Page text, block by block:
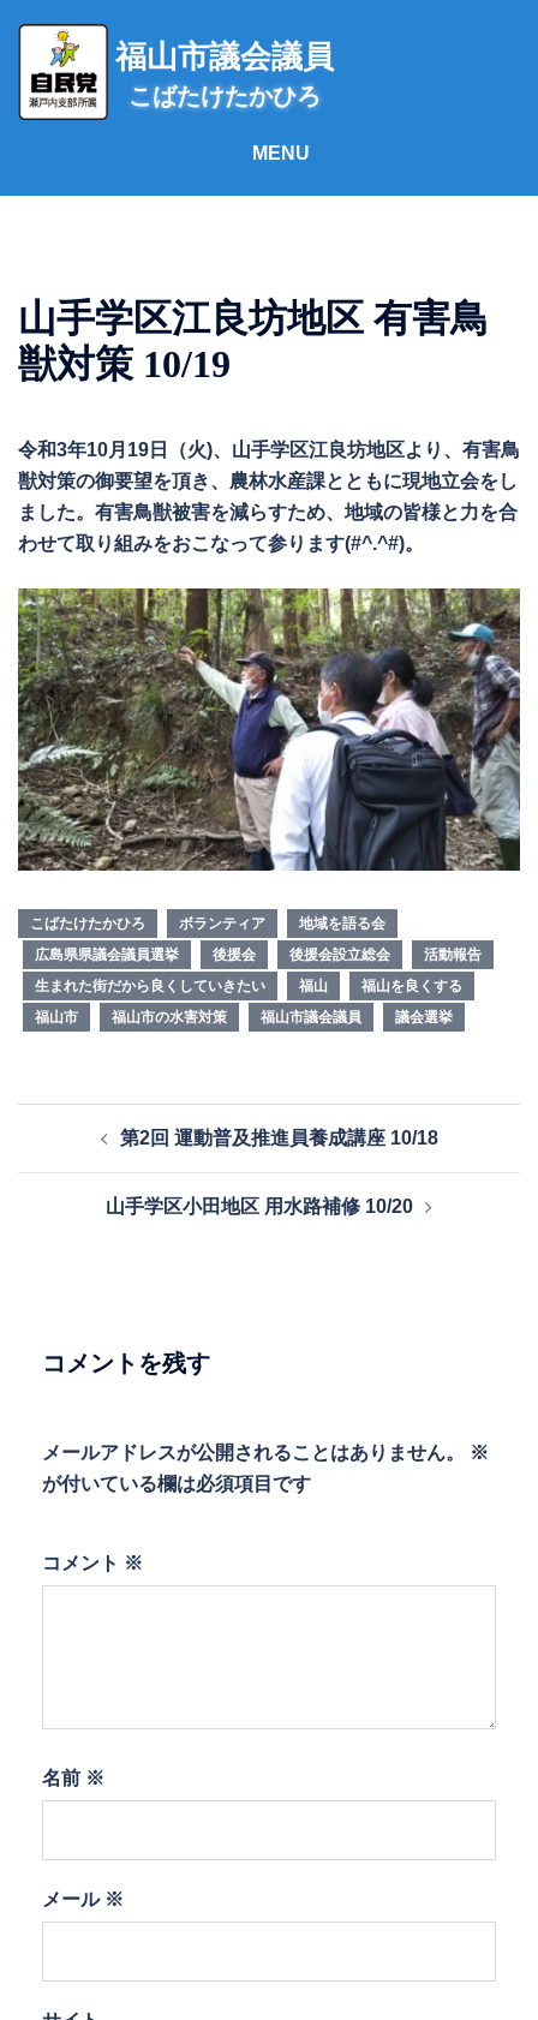
ス
福山市議会議員
こばたけたかひろ
山手学区江良坊地区 有害鳥
獣対策 10/19
令和3年10月19日（火)、山手学区江良坊地区より、有害鳥
獣対策の御要望を頂き、農林水産課とともに現地立会をし
ました。有害鳥獣被害を減らすため、地域の皆様と力を合
わせて取り組みをおこなって参ります(#^.^#)。
こばたけたかひろ ボランティア
地域を語る会
広島県県議会議員選挙
後援会 後援会設立総会
活動報告
生まれた街だから良くしていきたい
福山
福山を良くする
福山市
福山市の水害対策 福山市議会議員 議会選挙
ョ
第2回 運動普及推進員養成講座 10/18
山手学区小田地区 用水路補修 10/20
コメントを残す
メールアドレスが公開されることはありません。
※
が付いている欄は必須項目です
コメント ※
名前 ※
メール ※